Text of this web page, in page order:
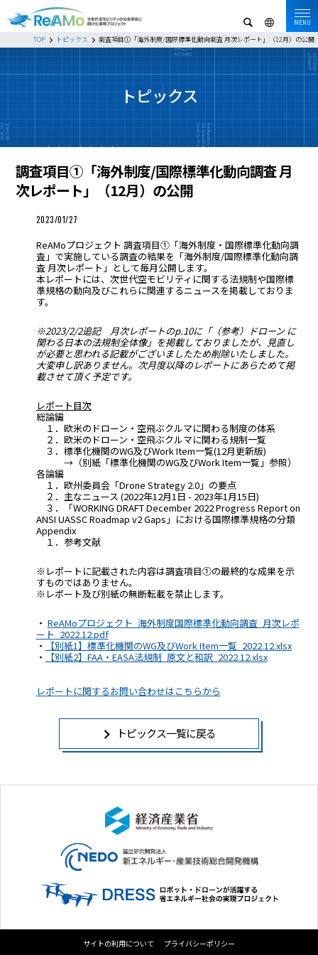
MENU
TOP トピックス 調査項目①「海外制度/国際標準化動向調査 月次レポート」（12月）の公開
トピックス
調査項目①「海外制度/国際標準化動向調査 月
次レポート」（12月）の公開
2023/01/27
ReAMoプロジェクト 調査項目①「海外制度・国際標準化動向調
査」で実施している調査の結果を「海外制度/国際標準化動向調
査 月次レポート」として毎月公開します。
本レポートには、次世代空モビリティに関する法規制や国際標
準規格の動向及びこれらに関連するニュースを掲載しておりま
す。
※2023/2/2追記 月次レポートのp.10に「（参考）ドローン に
関わる日本の法規制全体像」を掲載しておりましたが、見直し
が必要と思われる記載がございましたため削除いたしました。
大変申し訳ありません。次月度以降のレポートにあらためて掲
載させて頂く予定です。
レポート目次
総論編
１．欧米のドローン・空飛ぶクルマに関わる制度の体系
２．欧米のドローン・空飛ぶクルマに関わる規制一覧
３．標準化機関のWG及びWork Item一覧(12月更新版)
→（別紙「標準化機関のWG及びWork Item一覧」参照）
各論編
１．欧州委員会「Drone Strategy 2.0」の要点
２．主なニュース (2022年12月1日 - 2023年1月15日)
３．「WORKING DRAFT December 2022 Progress Report on
ANSI UASSC Roadmap v2 Gaps」における国際標準規格の分類
Appendix
１．参考文献
※レポートに記載された内容は調査項目①の最終的な成果を示
すものではありません。
※レポート及び別紙の無断転載を禁止します。
・ ReAMoプロジェクト_海外制度国際標準化動向調査_月次レポ
ート_2022.12.pdf
・
【別紙1】標準化機関のWG及びWork Item一覧_2022.12.xlsx
・
【別紙2】FAA・EASA法規制_原文と和訳_2022.12.xlsx
レポートに関するお問い合わせはこちらから
トピックス一覧に戻る
サイトの利用について プライバシーポリシー